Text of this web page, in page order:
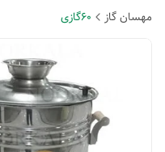
مهسان گاز 60گازی